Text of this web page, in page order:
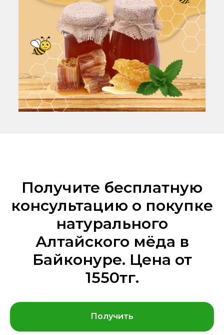
Получите бесплатную
консультацию о покупке
натурального
Алтайского мёда в
Байконуре. Цена от
1550тг.
Получить